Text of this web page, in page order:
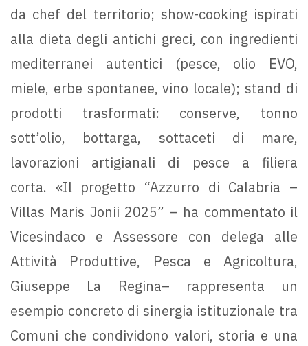
da chef del territorio; show-cooking ispirati
alla dieta degli antichi greci, con ingredienti
mediterranei autentici (pesce, olio EVO,
miele, erbe spontanee, vino locale); stand di
prodotti trasformati: conserve, tonno
sott’olio, bottarga, sottaceti di mare,
lavorazioni artigianali di pesce a filiera
corta. «Il progetto “Azzurro di Calabria –
Villas Maris Jonii 2025” – ha commentato il
Vicesindaco e Assessore con delega alle
Attività Produttive, Pesca e Agricoltura,
Giuseppe La Regina– rappresenta un
esempio concreto di sinergia istituzionale tra
Comuni che condividono valori, storia e una